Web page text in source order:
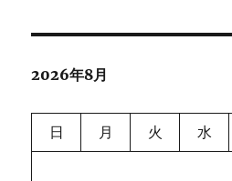
ン
2026年8月
日 月 火 水